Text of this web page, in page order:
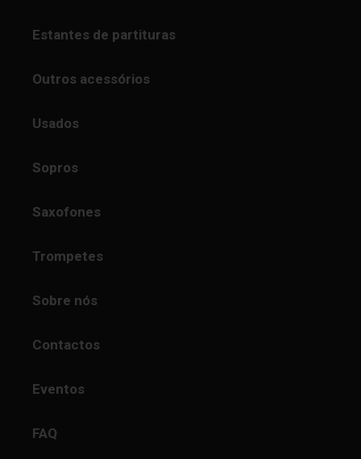
Estantes de partituras
Outros acessórios
Usados
Sopros
Saxofones
Trompetes
Sobre nós
Contactos
Eventos
FAQ